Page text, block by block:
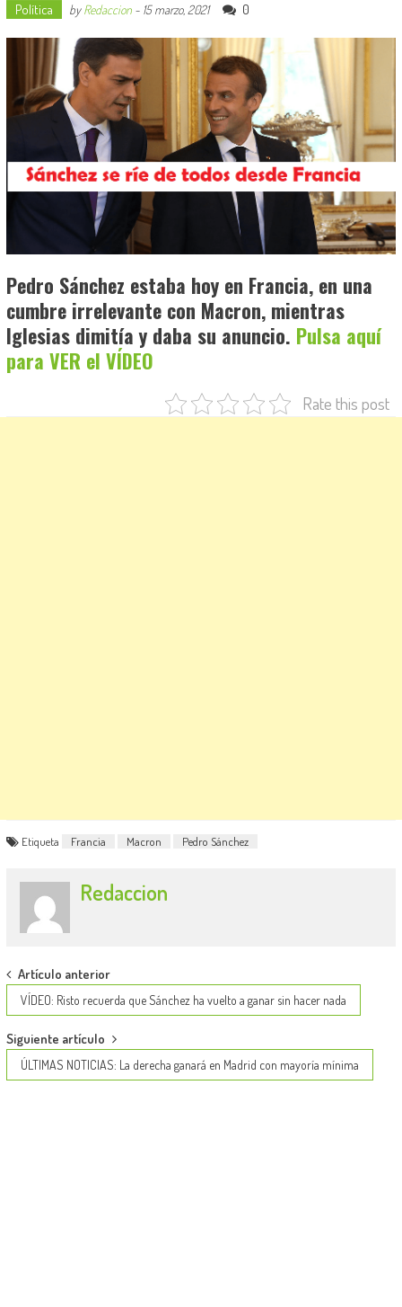
Política byRedaccion- 15 marzo, 2021 0
Pedro Sánchez estaba hoy en Francia, en una
cumbre irrelevante con Macron, mientras
Iglesias dimitía y daba su anuncio. Pulsa aquí
para VER el VÍDEO
Rate this post
Etiqueta Francia Macron Pedro Sánchez
Redaccion
Post
navigation
Artículo anterior
VÍDEO: Risto recuerda que Sánchez ha vuelto a ganar sin hacer nada
Siguiente artículo
ÚLTIMAS NOTICIAS: La derecha ganará en Madrid con mayoría mínima